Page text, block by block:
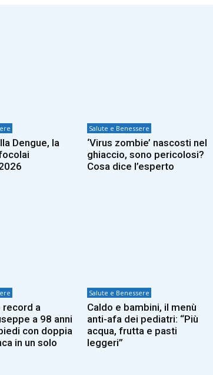
Dengue, la
Salute e Benessere
‘Virus zombie’ nascosti nel
ghiaccio, sono pericolosi?
Cosa dice l’esperto
record a
a 98 anni
con doppia
in un solo
Salute e Benessere
Caldo e bambini, il menù
anti-afa dei pediatri: “Più
acqua, frutta e pasti
leggeri”